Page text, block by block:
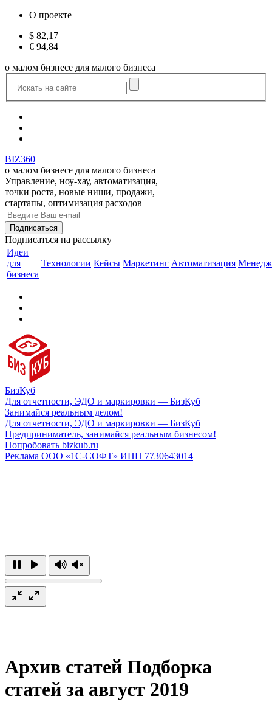
О проекте
$ 82,17
€ 94,84
о малом бизнесе для малого бизнеса
BIZ360
о малом бизнесе для малого бизнеса
Управление, ноу-хау, автоматизация,
точки роста, новые ниши, продажи,
стартапы, оптимизация расходов
Подписаться на рассылку
Идеи
для
бизнеса
Технологии Кейсы Маркетинг Автоматизация
БизКуб
Для отчетности, ЭДО и маркировки — БизКуб
Занимайся реальным делом!
Для отчетности, ЭДО и маркировки — БизКуб
Предприниматель, занимайся реальным бизнесом!
Попробовать bizkub.ru
Реклама ООО «1С-СОФТ» ИНН 7730643014
Архив статей Подборка
статей за август 2019